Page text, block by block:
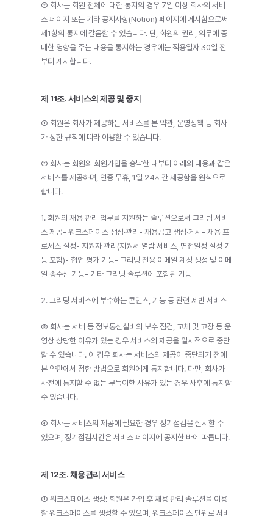
② 회사는 회원 전체에 대한 통지의 경우 7일 이상 회사의 서비
스 페이지 또는 기타 공지사항(Notion) 페이지에 게시함으로써
제1항의 통지에 갈음할 수 있습니다. 단, 회원의 권리, 의무에 중
대한 영향을 주는 내용을 통지하는 경우에는 적용일자 30일 전
부터 게시합니다.
제 11조. 서비스의 제공 및 중지
① 회원은 회사가 제공하는 서비스를 본 약관, 운영정책 등 회사
가 정한 규칙에 따라 이용할 수 있습니다.
② 회사는 회원의 회원가입을 승낙한 때부터 아래의 내용과 같은
서비스를 제공하며, 연중 무휴, 1일 24시간 제공함을 원칙으로
합니다.
1. 회원의 채용 관리 업무를 지원하는 솔루션으로서 그리팅 서비
스 제공- 워크스페이스 생성·관리- 채용공고 생성·게시- 채용 프
로세스 설정- 지원자 관리(지원서 열람 서비스, 면접일정 설정 기
능 포함)- 협업 평가 기능- 그리팅 전용 이메일 계정 생성 및 이메
일 송수신 기능- 기타 그리팅 솔루션에 포함된 기능
2. 그리팅 서비스에 부수하는 콘텐츠, 기능 등 관련 제반 서비스
③ 회사는 서버 등 정보통신설비의 보수 점검, 교체 및 고장 등 운
영상 상당한 이유가 있는 경우 서비스의 제공을 일시적으로 중단
할 수 있습니다. 이 경우 회사는 서비스의 제공이 중단되기 전에
본 약관에서 정한 방법으로 회원에게 통지합니다. 다만, 회사가
사전에 통지할 수 없는 부득이한 사유가 있는 경우 사후에 통지할
수 있습니다.
④ 회사는 서비스의 제공에 필요한 경우 정기점검을 실시할 수
있으며, 정기점검시간은 서비스 페이지에 공지한 바에 따릅니다.
제 12조. 채용관리 서비스
① 워크스페이스 생성: 회원은 가입 후 채용 관리 솔루션을 이용
할 워크스페이스를 생성할 수 있으며, 워크스페이스 단위로 서비